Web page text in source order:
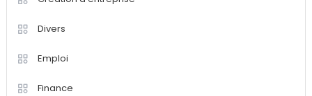
Divers
Emploi
Finance